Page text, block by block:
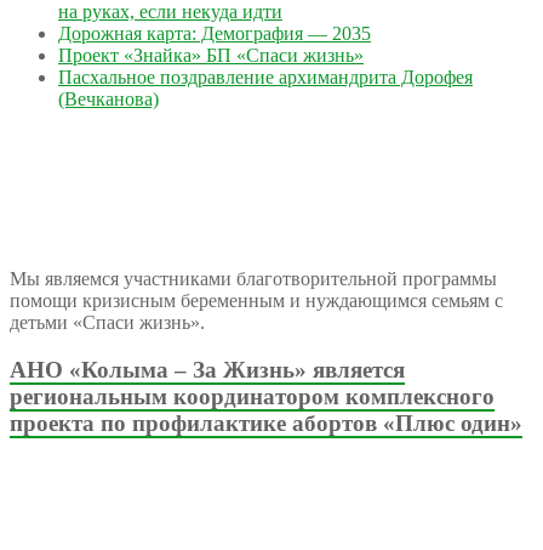
на руках, если некуда идти
Дорожная карта: Демография — 2035
Проект «Знайка» БП «Спаси жизнь»
Пасхальное поздравление архимандрита Дорофея
(Вечканова)
Мы являемся участниками благотворительной программы
помощи кризисным беременным и нуждающимся семьям с
детьми «Спаси жизнь».
АНО «Колыма – За Жизнь» является
региональным координатором комплексного
проекта по профилактике абортов «Плюс один»